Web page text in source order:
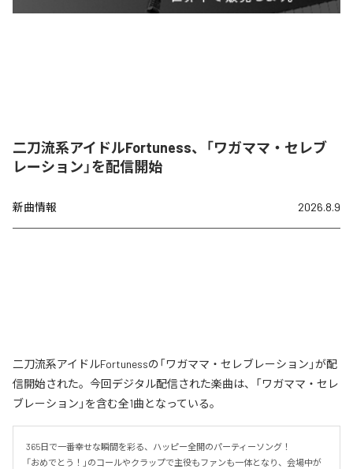
二刀流系アイドルFortuness、「ワガママ・セレブ
レーション」を配信開始
新曲情報 2026.8.9
二刀流系アイドルFortunessの「ワガママ・セレブレーション」が配
信開始された。今回デジタル配信された楽曲は、「ワガママ・セレ
ブレーション」を含む全1曲となっている。
365日で一番幸せな瞬間を彩る、ハッピー全開のパーティーソング！
「おめでとう！」のコールやクラップで主役もファンも一体となり、会場中が